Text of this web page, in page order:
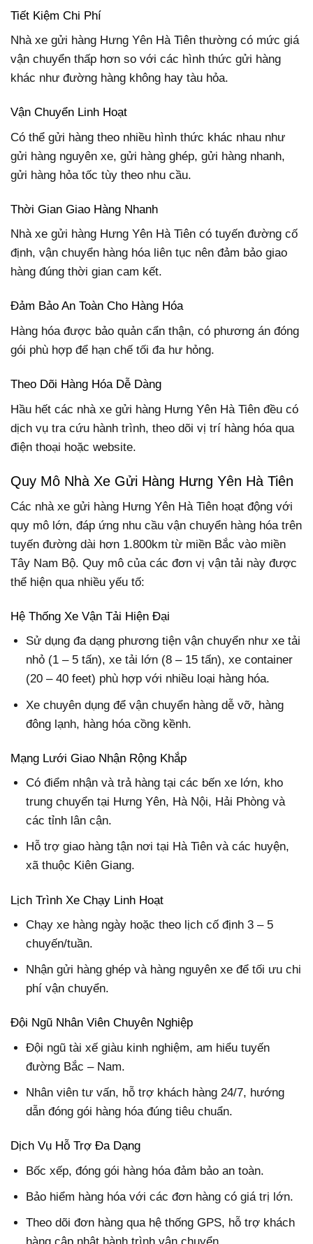
Tiết Kiệm Chi Phí
Nhà xe gửi hàng Hưng Yên Hà Tiên thường có mức giá
vận chuyển thấp hơn so với các hình thức gửi hàng
khác như đường hàng không hay tàu hỏa.
Vận Chuyển Linh Hoạt
Có thể gửi hàng theo nhiều hình thức khác nhau như
gửi hàng nguyên xe, gửi hàng ghép, gửi hàng nhanh,
gửi hàng hỏa tốc tùy theo nhu cầu.
Thời Gian Giao Hàng Nhanh
Nhà xe gửi hàng Hưng Yên Hà Tiên có tuyến đường cố
định, vận chuyển hàng hóa liên tục nên đảm bảo giao
hàng đúng thời gian cam kết.
Đảm Bảo An Toàn Cho Hàng Hóa
Hàng hóa được bảo quản cẩn thận, có phương án đóng
gói phù hợp để hạn chế tối đa hư hỏng.
Theo Dõi Hàng Hóa Dễ Dàng
Hầu hết các nhà xe gửi hàng Hưng Yên Hà Tiên đều có
dịch vụ tra cứu hành trình, theo dõi vị trí hàng hóa qua
điện thoại hoặc website.
Quy Mô Nhà Xe Gửi Hàng Hưng Yên Hà Tiên
Các nhà xe gửi hàng Hưng Yên Hà Tiên hoạt động với
quy mô lớn, đáp ứng nhu cầu vận chuyển hàng hóa trên
tuyến đường dài hơn 1.800km từ miền Bắc vào miền
Tây Nam Bộ. Quy mô của các đơn vị vận tải này được
thể hiện qua nhiều yếu tố:
Hệ Thống Xe Vận Tải Hiện Đại
Sử dụng đa dạng phương tiện vận chuyển như xe tải
nhỏ (1 – 5 tấn), xe tải lớn (8 – 15 tấn), xe container
(20 – 40 feet) phù hợp với nhiều loại hàng hóa.
Xe chuyên dụng để vận chuyển hàng dễ vỡ, hàng
đông lạnh, hàng hóa cồng kềnh.
Mạng Lưới Giao Nhận Rộng Khắp
Có điểm nhận và trả hàng tại các bến xe lớn, kho
trung chuyển tại Hưng Yên, Hà Nội, Hải Phòng và
các tỉnh lân cận.
Hỗ trợ giao hàng tận nơi tại Hà Tiên và các huyện,
xã thuộc Kiên Giang.
Lịch Trình Xe Chạy Linh Hoạt
Chạy xe hàng ngày hoặc theo lịch cố định 3 – 5
chuyến/tuần.
Nhận gửi hàng ghép và hàng nguyên xe để tối ưu chi
phí vận chuyển.
Đội Ngũ Nhân Viên Chuyên Nghiệp
Đội ngũ tài xế giàu kinh nghiệm, am hiểu tuyến
đường Bắc – Nam.
Nhân viên tư vấn, hỗ trợ khách hàng 24/7, hướng
dẫn đóng gói hàng hóa đúng tiêu chuẩn.
Dịch Vụ Hỗ Trợ Đa Dạng
Bốc xếp, đóng gói hàng hóa đảm bảo an toàn.
Bảo hiểm hàng hóa với các đơn hàng có giá trị lớn.
Theo dõi đơn hàng qua hệ thống GPS, hỗ trợ khách